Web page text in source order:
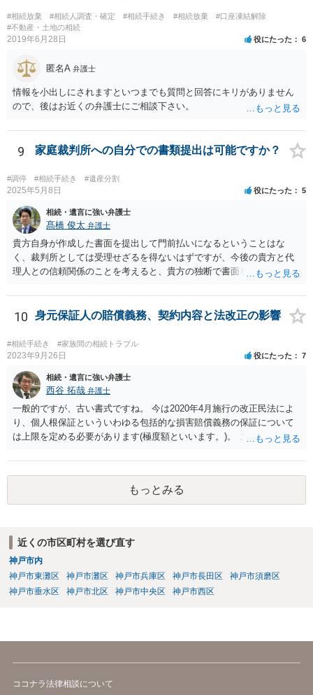
#相続放棄 #相続人調査・確定 #相続手続き #相続放棄
#口座凍結解除
#不動産・土地の相続
2019年6月28日 役にたった 6
匿名A 弁護士
情報を小出しにされますといつまでも質問と回答にキリがありません
ので、後はお近くの弁護士にご相談下さい。
9 家庭裁判所への自分での書類提出は可能ですか？
#調停 #相続手続き #遺産分割
2025年5月8日 役にたった 5
相続・遺言に強い弁護士
髙橋 俊太 弁護士
貴方自身が作成した書面を提出して門前払いになるということはな
く、裁判所としては受理せざるを得ないはずですが、今後の貴方と代
理人との信頼関係のことを考えると、貴方の独断で書面を提出したり
士が主張書面の提出を渋っているようですが、弁護士として提出の実
益がないと考えている可能性もあると思いますので、そのあたりも含
めて、弁護士見解を確認等するためによく打ち合わせた方がよいと思
います。単に面倒臭いということで書面提出をしないということであ
れば、当該弁護士との委任関係を修了した上で、貴方のほうで書面提
出することを検討なさった方がよいでしょう。
10 身元保証人の賠償義務、契約内容と法改正の影響
#相続手続き #家族間の相続トラブル
2023年9月26日 役にたった 7
相続・遺言に強い弁護士
西谷 拓哉 弁護士
一般的ですが、古い書式ですね。 今は2020年4月施行の改正民法によ
り、個人根保証といういわゆる包括的な損害賠償義務の保証について
は上限を定める必要があります(極度額といいます。)。 この書式にサ
り、会社側は請求できない可能性が高そうです。
もっとみる
近くの市区町村を選び直す
神戸市内
神戸市東灘区
神戸市灘区 神戸市兵庫区 神戸市長田区
神戸市須磨区
神戸市垂水区
神戸市北区 神戸市中央区 神戸市西区
ココナラ法律相談について